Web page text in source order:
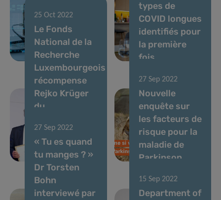
26 Oct 2022
Le son du
COVID-19
types de
COVID longues
identifiés pour
la première
fois
25 Oct 2022
Le Fonds
National de la
Recherche
Luxembourgeois
récompense
Rejko Krüger
du
de Médecine
Transversale
Translationnelle
27 Sep 2022
Nouvelle
enquête sur
les facteurs de
risque pour la
maladie de
Parkinson
27 Sep 2022
« Tu es quand
tu manges ? »
Dr Torsten
Bohn
interviewé par
15 Sep 2022
Department of